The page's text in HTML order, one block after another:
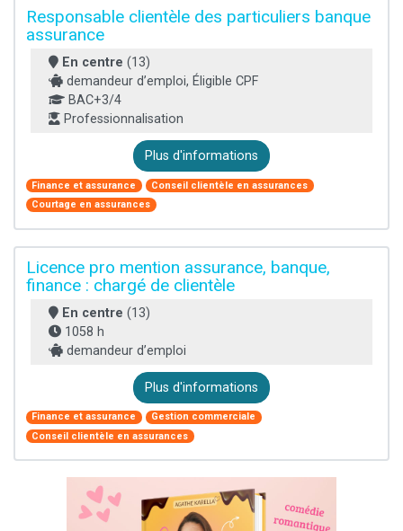
Responsable clientèle des particuliers banque
assurance
En centre (13)
demandeur d’emploi, Éligible CPF
BAC+3/4
Professionnalisation
Plus d'informations
Finance et assurance
Conseil clientèle en assurances
Courtage en assurances
Licence pro mention assurance, banque,
finance : chargé de clientèle
En centre (13)
1058 h
demandeur d’emploi
Plus d'informations
Finance et assurance
Gestion commerciale
Conseil clientèle en assurances